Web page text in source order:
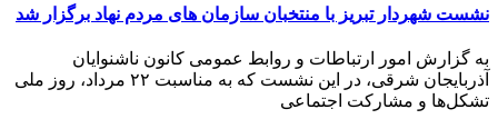
نشست شهردار تبریز با منتخبان سازمان های مردم نهاد برگزار شد
به گزارش امور ارتباطات و روابط عمومی کانون ناشنوایان
آذربایجان شرقی، در این نشست که به مناسبت ۲۲ مرداد، روز ملی
تشکل‌ها و مشارکت اجتماعی